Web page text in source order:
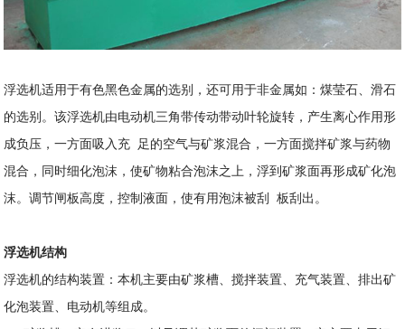
浮选机适用于有色黑色金属的选别，还可用于非金属如：煤莹石、滑石
的选别。该浮选机由电动机三角带传动带动叶轮旋转，产生离心作用形
成负压，一方面吸入充 足的空气与矿浆混合，一方面搅拌矿浆与药物
混合，同时细化泡沫，使矿物粘合泡沫之上，浮到矿浆面再形成矿化泡
沫。调节闸板高度，控制液面，使有用泡沫被刮 板刮出。
浮选机结构
浮选机的结构装置：本机主要由矿浆槽、搅拌装置、充气装置、排出矿
化泡装置、电动机等组成。